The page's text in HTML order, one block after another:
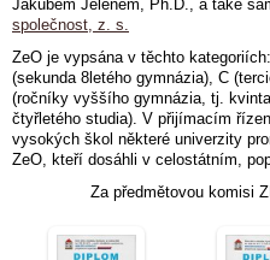
Jakubem Jelenem, Ph.D., a také
společnost, z. s.
ZeO je vypsána v těchto
(sekunda 8letého gymnázia), C
(ročníky vyššího gymnázia, tj.
čtyřletého studia). V přijímacím
vysokých škol některé univerzity
ZeO, kteří dosáhli v celostátním,
Za předmětovou komisi